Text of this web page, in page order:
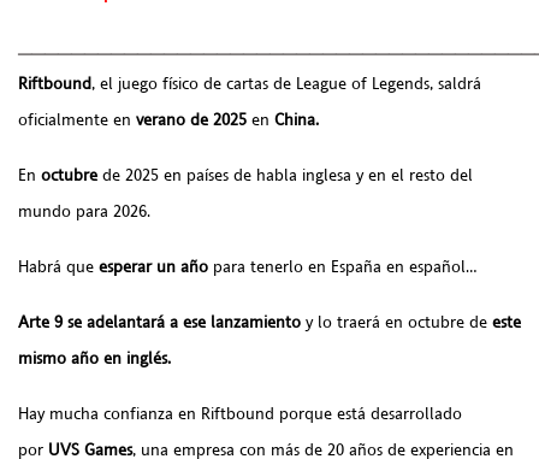
Riftbound, el juego físico de cartas de League of Legends, saldrá
oficialmente en verano de 2025 en China.
En octubre de 2025 en países de habla inglesa y en el resto del
mundo para 2026.
Habrá que esperar un año para tenerlo en España en español…
Arte 9 se adelantará a ese lanzamiento y lo traerá en octubre de este
mismo año en inglés.
Hay mucha confianza en Riftbound porque está desarrollado
por UVS Games, una empresa con más de 20 años de experiencia en